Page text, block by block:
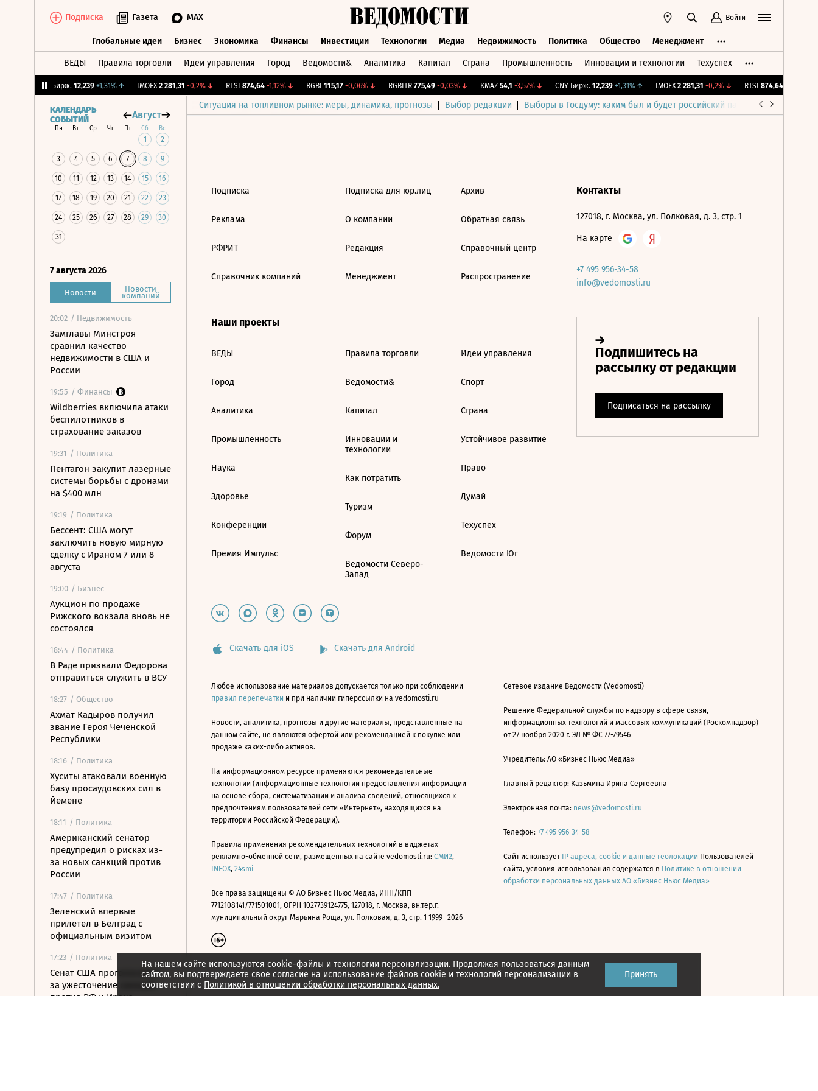
Подписка Газета MAX Войти
Глобальные идеи Бизнес Экономика Финансы Инвестиции Технологии Медиа Недвижимость Политика Общество Менеджмент
ВЕДЫ Правила торговли Идеи управления Город Ведомости& Аналитика Капитал Страна Промышленность Инновации и технологии Техуспех
CNY Бирж. 12,239 +1,31%↑ IMOEX 2 281,31 -0,2%↓ RTSI 874,64 -1,12%↓ RGBI 115,17 -0,06%↓ RGBITR 775,49 -0,03%↓ KMAZ 54,1 -3,57%↓ CNY Бирж. 12,239 +1,31%↑ IMOEX 2 281,31 -0,2%↓ RTSI 874,64 -1,12%
Ситуация на топливном рынке: меры, динамика, прогнозы Выбор редакции Выборы в Госдуму: каким был и будет российский парламент
КАЛЕНДАРЬ
СОБЫТИЙ
Август
Пн Вт Ср Чт Пт Сб Вс
1 2
3 4 5 6 7 8 9
10 11 12 13 14 15 16
17 18 19 20 21 22 23
24 25 26 27 28 29 30
31
7 августа 2026
Новости Новости
компаний
20:02 / Недвижимость
Замглавы Минстроя
сравнил качество
недвижимости в США и
России
19:55 / Финансы
Wildberries включила атаки
беспилотников в
страхование заказов
19:31 / Политика
Пентагон закупит лазерные
системы борьбы с дронами
на $400 млн
19:19 / Политика
Бессент: США могут
заключить новую мирную
сделку с Ираном 7 или 8
августа
19:00 / Бизнес
Аукцион по продаже
Рижского вокзала вновь не
состоялся
18:44 / Политика
В Раде призвали Федорова
отправиться служить в ВСУ
18:27 / Общество
Ахмат Кадыров получил
звание Героя Чеченской
Республики
18:16 / Политика
Хуситы атаковали военную
базу просаудовских сил в
Йемене
18:11 / Политика
Американский сенатор
предупредил о рисках из-
за новых санкций против
России
17:47 / Политика
Зеленский впервые
прилетел в Белград с
официальным визитом
17:23 / Политика
Сенат США проголосовал
за ужесточение санкций
против РФ и Ирана
На нашем сайте используются cookie-файлы и технологии персонализации. Продолжая пользоваться данным
сайтом, вы подтверждаете свое согласие на использование файлов cookie и технологий персонализации в
соответствии с Политикой в отношении обработки персональных данных.
Принять
Подписка
Реклама
РФРИТ
Справочник компаний
Подписка для юр.лиц
О компании
Редакция
Менеджмент
Архив
Обратная связь
Справочный центр
Распространение
Наши проекты
ВЕДЫ
Город
Аналитика
Промышленность
Наука
Здоровье
Конференции
Премия Импульс
Правила торговли
Ведомости&
Капитал
Инновации и
технологии
Как потратить
Туризм
Форум
Ведомости Северо-
Запад
Идеи управления
Спорт
Страна
Устойчивое развитие
Право
Думай
Техуспех
Ведомости Юг
Контакты
127018, г. Москва, ул. Полковая, д. 3, стр. 1
На карте
+7 495 956-34-58
info@vedomosti.ru
Скачать для iOS Скачать для Android
Любое использование материалов допускается только при соблюдении
правил перепечатки и при наличии гиперссылки на vedomosti.ru
Новости, аналитика, прогнозы и другие материалы, представленные на
данном сайте, не являются офертой или рекомендацией к покупке или
продаже каких-либо активов.
На информационном ресурсе применяются рекомендательные
технологии (информационные технологии предоставления информации
на основе сбора, систематизации и анализа сведений, относящихся к
предпочтениям пользователей сети «Интернет», находящихся на
территории Российской Федерации).
Правила применения рекомендательных технологий в виджетах
рекламно-обменной сети, размещенных на сайте vedomosti.ru: СМИ2,
INFOX, 24smi
Все права защищены © АО Бизнес Ньюс Медиа, ИНН/КПП
7712108141/771501001, ОГРН 1027739124775, 127018, г. Москва, вн.тер.г.
муниципальный округ Марьина Роща, ул. Полковая, д. 3, стр. 1 1999—2026
Сетевое издание Ведомости (Vedomosti)
Решение Федеральной службы по надзору в сфере связи,
информационных технологий и массовых коммуникаций (Роскомнадзор)
от 27 ноября 2020 г. ЭЛ № ФС 77-79546
Учредитель: АО «Бизнес Ньюс Медиа»
Главный редактор: Казьмина Ирина Сергеевна
Электронная почта: news@vedomosti.ru
Телефон: +7 495 956-34-58
Сайт использует IP адреса, cookie и данные геолокации Пользователей
сайта, условия использования содержатся в Политике в отношении
обработки персональных данных АО «Бизнес Ньюс Медиа»